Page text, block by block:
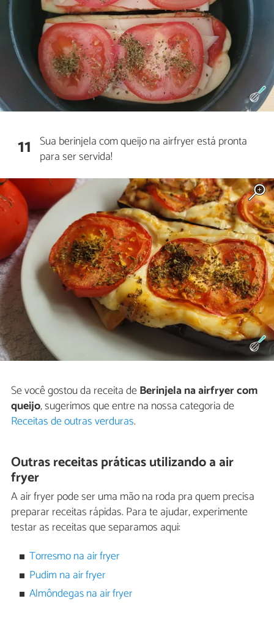
11 Sua berinjela com queijo na airfryer está pronta
para ser servida!
Se você gostou da receita deBerinjela na airfryer com
queijo, sugerimos que entre na nossa categoria de
Receitas de outras verduras.
Outras receitas práticas utilizando a air
fryer
A air fryer pode ser uma mão na roda pra quem precisa
preparar receitas rápidas. Para te ajudar, experimente
testar as receitas que separamos aqui:
Torresmo na air fryer
Pudim na air fryer
Almôndegas na air fryer